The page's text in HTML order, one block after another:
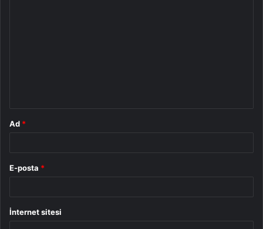
Ad *
E-posta *
İnternet sitesi